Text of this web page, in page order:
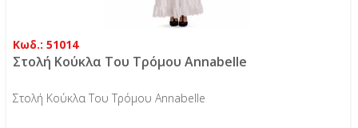
Κωδ.: 51014
Στολή Κούκλα Του Τρόμου Annabelle
Στολή Κούκλα Του Τρόμου Annabelle